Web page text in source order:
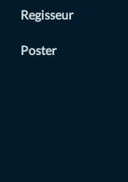
Regisseur
Poster